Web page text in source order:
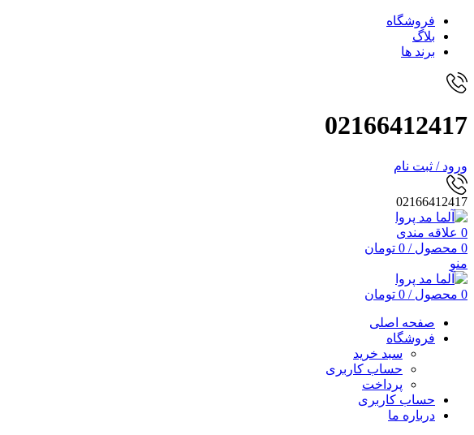
فروشگاه
بلاگ
برند ها
02166412417
ورود / ثبت نام
02166412417
0 علاقه مندی
0 محصول /
0 تومان
منو
0 محصول /
0 تومان
صفحه اصلی
فروشگاه
سبد خرید
حساب کاربری
پرداخت
حساب کاربری
درباره ما